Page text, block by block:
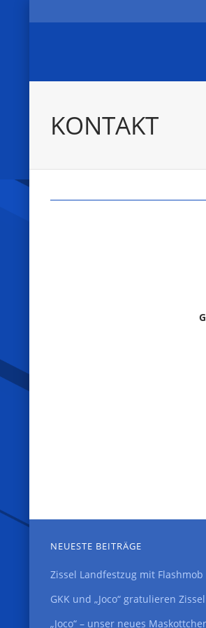
KONTAKT
NEUESTE BEITRÄGE
Zissel Landfestzug mit Flashmob
GKK und „Joco“ gratulieren
„Joco“ – unser neues